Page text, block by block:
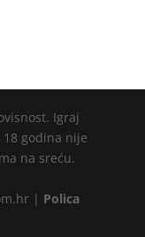
Igraj
godina nije
na sreću.
| Polica